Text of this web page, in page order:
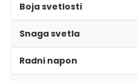
Boja svetlosti
Snaga svetla
Radni napon